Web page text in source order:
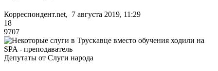
Корреспондент.net, 7 августа 2019, 11:29
18
9707
Депутаты от Слуги народа